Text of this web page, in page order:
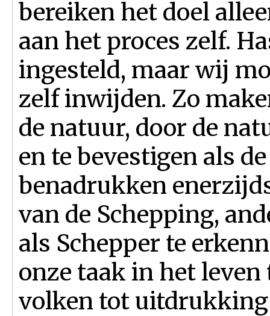
bereiken het doel
aan het proces zelf.
ingesteld, maar wij
zelf inwijden. Zo
de natuur, door de
en te bevestigen als
benadrukken
van de Schepping,
als Schepper te
onze taak in het
volken tot uitdrukking